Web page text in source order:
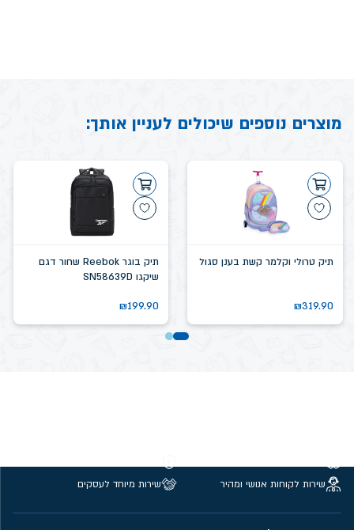
מוצרים נוספים שיכולים לעניין אותך:
תיק טרולי וקלמר קשת בענן סגול
₪319.90
תיק בוגר Reebok שחור דגם
שיקגו SN58639D
₪199.90
שירות לקוחות אנושי ומהיר
שירות מיוחד לעסקים